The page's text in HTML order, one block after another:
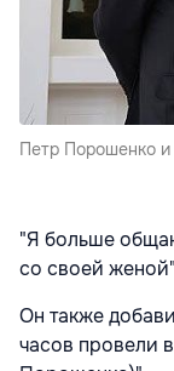
Петр Порошенко
"Я больше
со своей
Он также
часов провели